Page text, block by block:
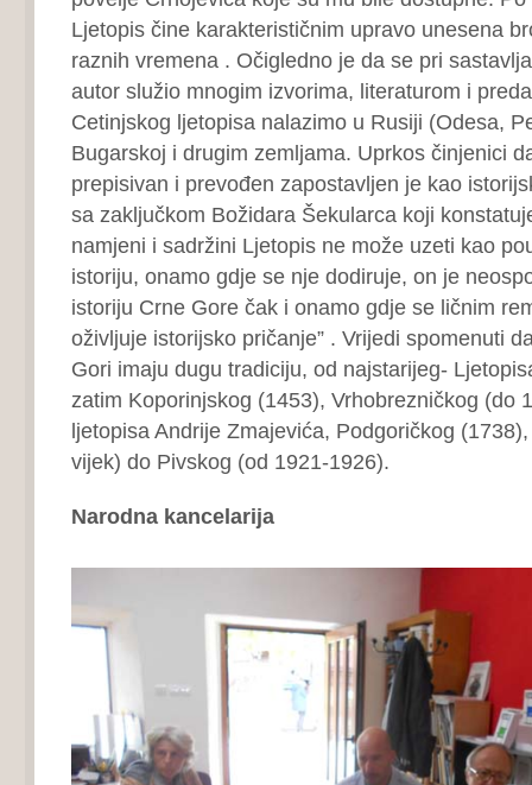
Ljetopis čine karakterističnim upravo unesena
raznih vremena . Očigledno je da se pri
autor služio mnogim izvorima, literaturom i
Cetinjskog ljetopisa nalazimo u Rusiji (Odesa,
Bugarskoj i drugim zemljama. Uprkos činjenici
prepisivan i prevođen zapostavljen je kao
sa zaključkom Božidara Šekularca koji
namjeni i sadržini Ljetopis ne može uzeti kao
istoriju, onamo gdje se nje dodiruje, on je
istoriju Crne Gore čak i onamo gdje se ličnim
oživljuje istorijsko pričanje” . Vrijedi spomenuti
Gori imaju dugu tradiciju, od najstarijeg-
zatim Koporinjskog (1453), Vrhobrezničkog (do
ljetopisa Andrije Zmajevića, Podgoričkog
vijek) do Pivskog (od 1921-1926).
Narodna kancelarija